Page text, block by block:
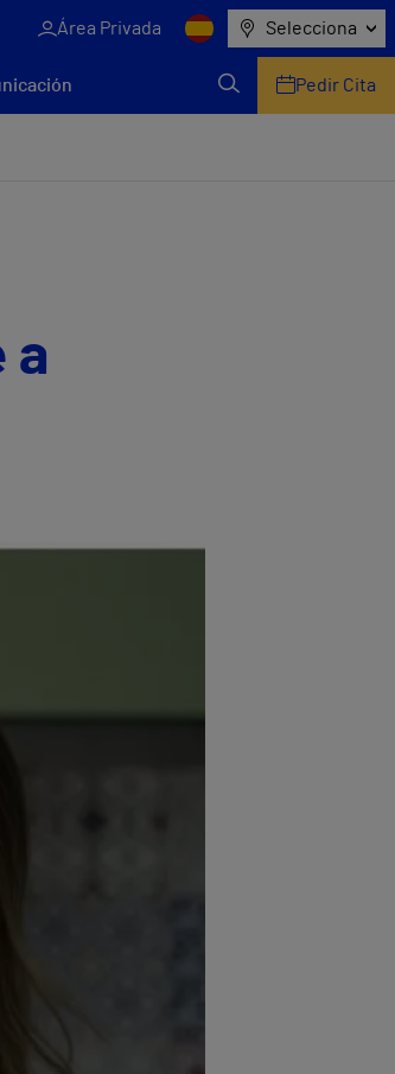
Área Privada Selecciona
Pedir Cita
a